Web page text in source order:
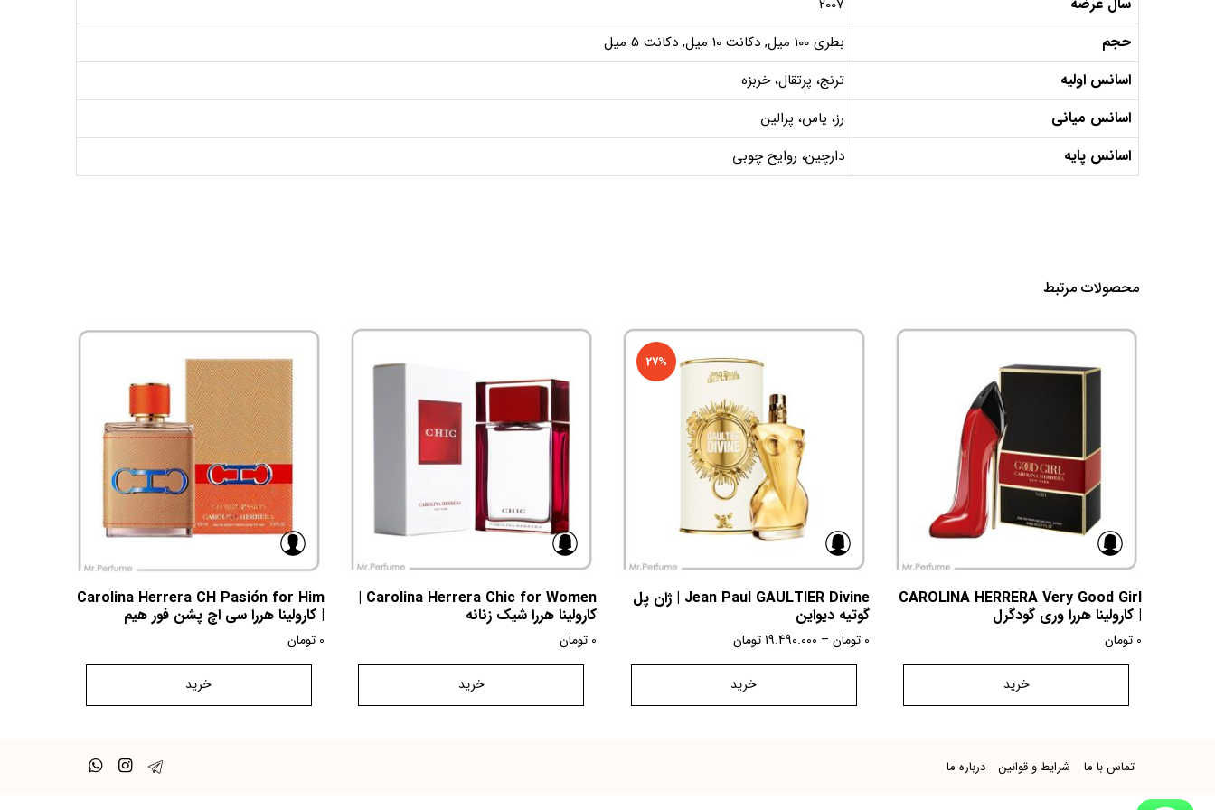
2007
حجم بطری 100 میل, دکانت 10 میل, دکانت 5 میل
اسانس اولیه ترنج، پرتقال، خربزه
اسانس میانی رز، یاس، پرالین
اسانس پایه دارچین، روایح چوبی
محصولات مرتبط
CAROLINA HERRERA Very Good Girl
| کارولینا هررا وری گودگرل
0 تومان
خرید
27%
Jean Paul GAULTIER Divine | ژان پل
گوتیه دیواین
0 تومان –
19.490.000 تومان
خرید
Carolina Herrera Chic for Women |
کارولینا هررا شیک زنانه
0 تومان
خرید
Carolina Herrera CH Pasión for Him
| کارولینا هررا سی اچ پشن فور هیم
0 تومان
خرید
تماس با ما شرایط و قوانین درباره ما